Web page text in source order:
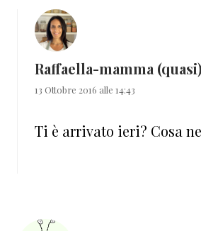
Raffaella-mamma
13 Ottobre 2016 alle 14:43
Ti è arrivato ieri? Cosa